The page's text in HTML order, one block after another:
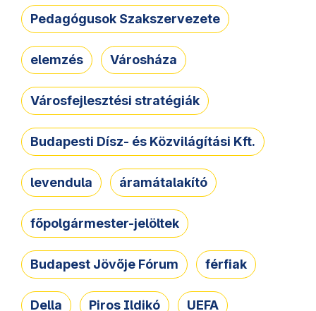
Pedagógusok Szakszervezete
elemzés Városháza
Városfejlesztési stratégiák
Budapesti Dísz- és Közvilágítási Kft.
levendula áramátalakító
főpolgármester-jelöltek
Budapest Jövője Fórum férfiak
Della Piros Ildikó UEFA